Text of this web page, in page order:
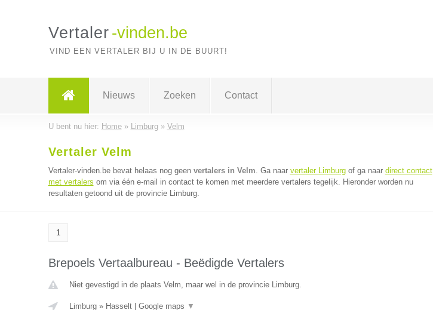
Vertaler -vinden.be
VIND EEN VERTALER BIJ U IN DE BUURT!
Nieuws Zoeken Contact
U bent nu hier: Home» Limburg» Velm
Vertaler Velm
Vertaler-vinden.be bevat helaas nog geen vertalers in Velm. Ga naar vertaler Limburgof ga naar direct contact
met vertalers om via één e-mail in contact te komen met meerdere vertalers tegelijk. Hieronder worden nu
resultaten getoond uit de provincie Limburg.
1
Brepoels Vertaalbureau - Beëdigde Vertalers
Niet gevestigd in de plaats Velm, maar wel in de provincie Limburg.
Limburg» Hasselt| Google maps ▼